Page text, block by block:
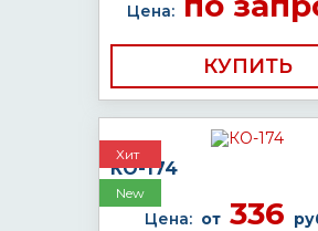
Цена:
КУПИТЬ
Хит
New
КО-174
Цена: от 336